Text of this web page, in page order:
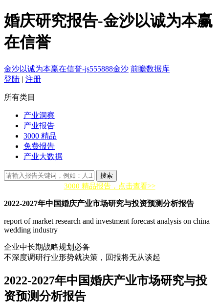
婚庆研究报告-金沙以诚为本赢
在信誉
金沙以诚为本赢在信誉-js555888金沙 前瞻数据库
登陆 | 注册
所有类目
产业洞察
产业报告
3000 精品
免费报告
产业大数据
搜索
3000 精品报告，点击查看>>
2022-2027年中国婚庆产业市场研究与投资预测分析报告
report of market research and investment forecast analysis on china
wedding industry
企业中长期战略规划必备
不深度调研行业形势就决策，回报将无从谈起
2022-2027年中国婚庆产业市场研究与投
资预测分析报告